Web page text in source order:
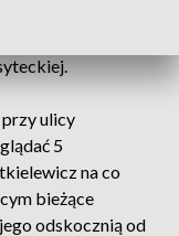
ulicy
5
na co
bieżące
odskocznią od